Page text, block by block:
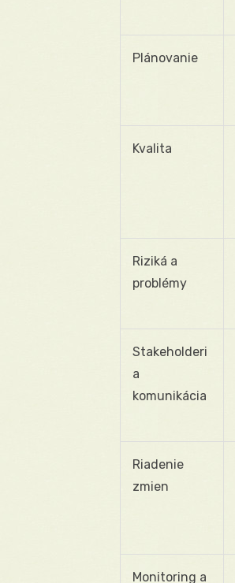
Plánovanie
Kvalita
Riziká a
problémy
Stakeholderi
a
komunikácia
Riadenie
zmien
Monitoring a